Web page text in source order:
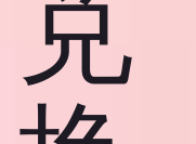
兑